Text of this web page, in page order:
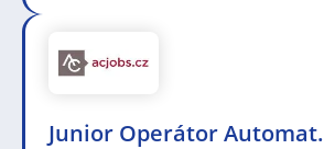
Junior Operátor Automat.